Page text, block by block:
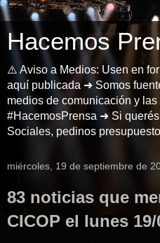
Hacemos
⚠️ Aviso a Medios: Usen en
aquí publicada ➜ Somos
medios de comunicación y
#HacemosPrensa ➜ Si
Sociales, pedinos
miércoles, 19 de septiembre de
83 noticias que
CICOP el lunes 19/